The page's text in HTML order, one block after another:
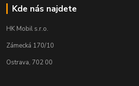
Kde nás najdete
HK Mobil s.r.o.
Zámecká 170/10
Ostrava, 702 00